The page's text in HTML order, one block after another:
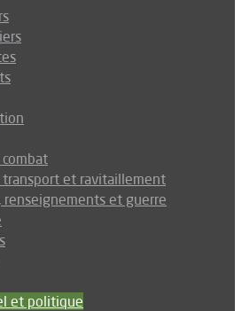
et ravitaillement
renseignements et guerre
et politique